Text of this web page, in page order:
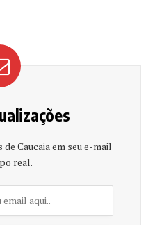
Caucaia em seu e-mail
real.